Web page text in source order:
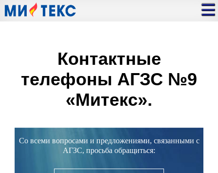
Контактные
телефоны АГЗС №9
«Митекс».
Со всеми вопросами и предложениями, связанными с
АГЗС, просьба обращиться: